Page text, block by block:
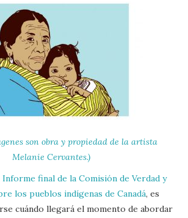
son obra y propiedad de la artista
Melanie Cervantes.)
Informe final de la Comisión de Verdad y
los pueblos indígenas de Canadá, es
cuándo llegará el momento de abordar